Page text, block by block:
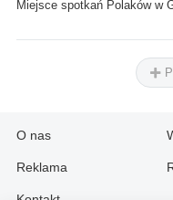
Miejsce spotkań Polaków w
O nas
Reklama